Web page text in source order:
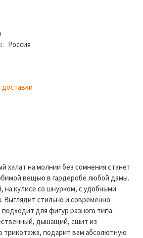
Россия
доставки
халат на молнии без сомнения станет
вещью в гардеробе любой дамы.
на кулисе со шнурком, с удобными
Выглядит стильно и современно.
подходит для фигур разного типа.
дышащий, сшит из
трикотажа, подарит вам абсолютную